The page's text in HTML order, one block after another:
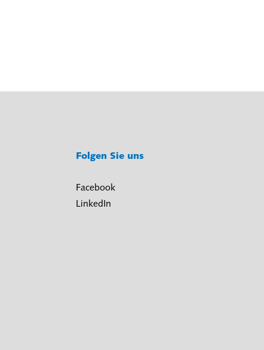
Folgen Sie uns
Facebook
LinkedIn